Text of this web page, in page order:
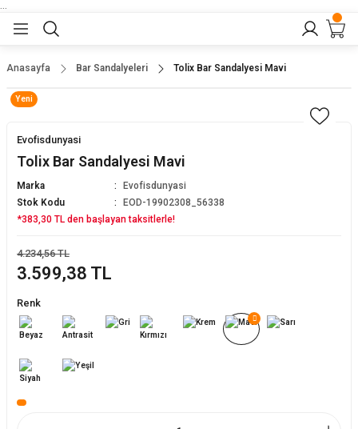
Sandalyesi
Anasayfa Bar Sandalyeleri Tolix Bar Sandalyesi Mavi
Yeni
Evofisdunyasi
Tolix Bar Sandalyesi Mavi
Marka
Evofisdunyasi
Stok Kodu
EOD-19902308_56338
*383,30 TL den başlayan taksitlerle!
3.599,38 TL
4.234,56 TL
Renk